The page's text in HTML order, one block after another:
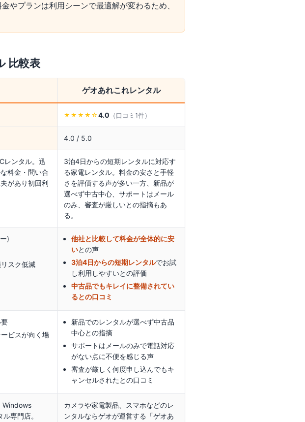
やプランは利用シーンで最適解が変わるため、
比較表
ゲオあれこれレンタル
★★★★ ☆ 4.0 （口コミ 1件）
4.0 / 5.0
レンタル。迅
料金・問い合
があり初回利
3泊4日からの短期レンタルに対応す
る家電レンタル。料金の安さと手軽
さを評価する声が多い一方、新品が
選べず中古中心、サポートはメール
のみ、審査が厳しいとの指摘もあ
る。
)
リスク低減
他社と比較して料金が全体的に安
いとの声
3泊4日からの短期レンタルでお試
し利用しやすいとの評価
中古品でもキレイに整備されてい
るとの口コミ
ビスが向く場
新品でのレンタルが選べず中古品
中心との指摘
サポートはメールのみで電話対応
がない点に不便を感じる声
審査が厳しく何度申し込んでもキ
ャンセルされたとの口コミ
Windows
専門店。
カメラや家電製品、スマホなどのレ
ンタルならゲオが運営する「ゲオあ